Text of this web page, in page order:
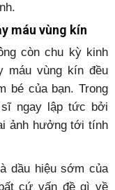
máu vùng kín
còn chu kỳ kinh
máu vùng kín đều
bé của bạn. Trong
ngay lập tức bởi
ảnh hưởng tới tính
dầu hiệu sớm của
cứ vấn đề gì về